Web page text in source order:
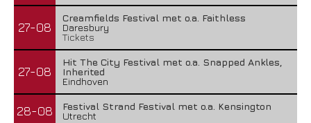
27-08
Creamfields Festival met o.a. Faithless
Daresbury
Tickets
27-08
Hit The City Festival met o.a. Snapped Ankles,
Inherited
Eindhoven
28-08
Festival Strand Festival met o.a. Kensington
Utrecht